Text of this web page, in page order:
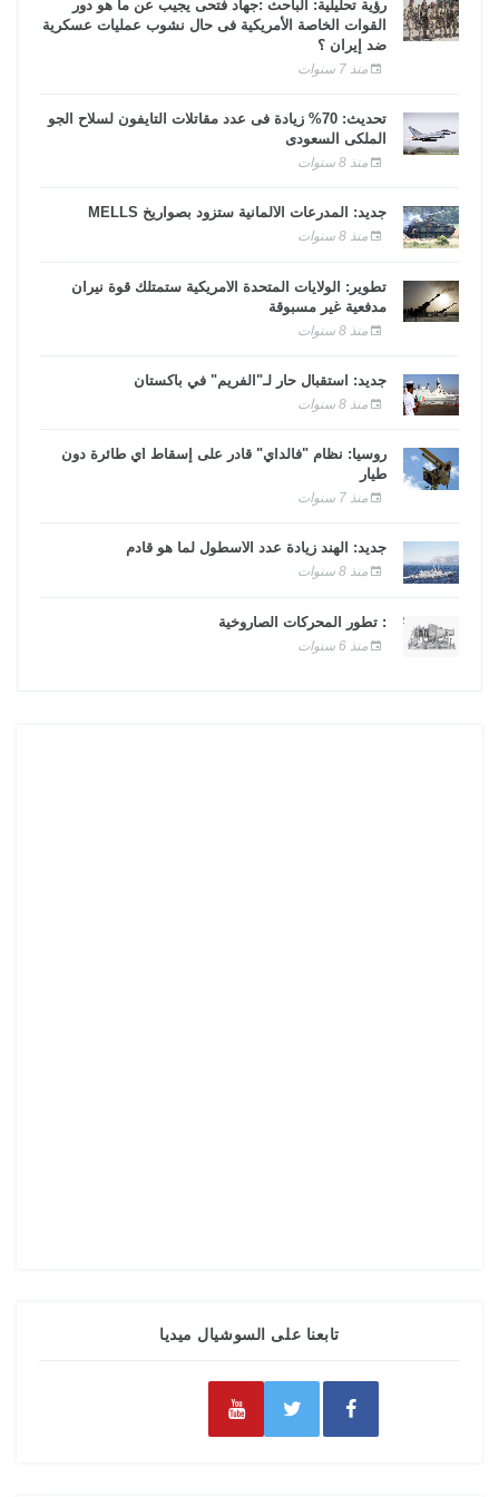
رؤية تحليلية: الباحث :جهاد فتحى يجيب عن ما هو دور
القوات الخاصة الأمريكية فى حال نشوب عمليات عسكرية
ضد إيران ؟
منذ 7 سنوات
تحديث: 70% زيادة فى عدد مقاتلات التايفون لسلاح الجو
الملكى السعودى
منذ 8 سنوات
جديد: المدرعات الألمانية ستزود بصواريخ MELLS
منذ 8 سنوات
تطوير: الولايات المتحدة الأمريكية ستمتلك قوة نيران
مدفعية غير مسبوقة
منذ 8 سنوات
جديد: استقبال حار لـ"الفريم" في باكستان
منذ 8 سنوات
روسيا: نظام "فالداي" قادر على إسقاط أي طائرة دون
طيار
منذ 7 سنوات
جديد: الهند زيادة عدد الأسطول لما هو قادم
منذ 8 سنوات
: تطور المحركات الصاروخية
منذ 6 سنوات
تابعنا على السوشيال ميديا